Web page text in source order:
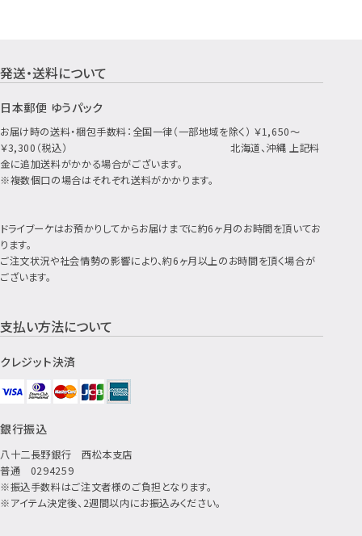
ショッピングガイド
発送・送料について
日本郵便 ゆうパック
お届け時の送料・梱包手数料：全国一律（一部地域を除く） ￥1,650～
￥3,300（税込） 北海道、沖縄 上記料
金に追加送料がかかる場合がございます。
※複数個口の場合はそれぞれ送料がかかります。
ドライブーケはお預かりしてからお届けまでに約6ヶ月のお時間を頂いてお
ります。
ご注文状況や社会情勢の影響により、約6ヶ月以上のお時間を頂く場合が
ございます。
支払い方法について
クレジット決済
銀行振込
八十二長野銀行 西松本支店
普通 0294259
※振込手数料はご注文者様のご負担となります。
※アイテム決定後、2週間以内にお振込みください。